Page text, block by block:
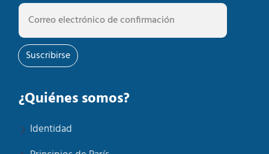
Suscribirse
¿Quiénes somos?
Identidad